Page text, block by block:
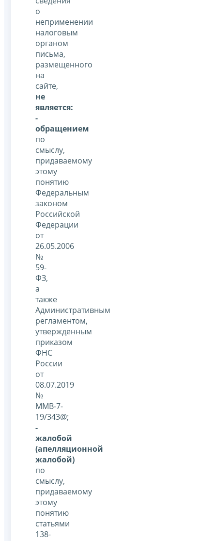
о
неприменении
налоговым
органом
письма,
размещенного
на
сайте,
не
является:
-
обращением
по
смыслу,
придаваемому
этому
понятию
Федеральным
законом
Российской
Федерации
от
26.05.2006
№
59-
ФЗ,
а
также
Административным
регламентом,
утвержденным
приказом
ФНС
России
от
08.07.2019
№
ММВ-7-
19/343@;
-
жалобой
(апелляционной
жалобой)
по
смыслу,
придаваемому
этому
понятию
статьями
138-